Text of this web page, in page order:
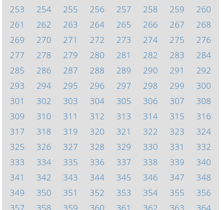
253
254 255 256 257 258 259
260
261
262 263 264 265 266 267
268
269
270 271 272 273 274 275
276
277
278 279 280 281 282 283
284
285
286 287 288 289 290 291
292
293
294 295 296 297 298 299
300
301
302 303 304 305 306 307
308
309
310 311 312 313 314 315
316
317
318 319 320 321 322 323
324
325
326 327 328 329 330 331
332
333
334 335 336 337 338 339
340
341
342 343 344 345 346 347
348
349
350 351 352 353 354 355
356